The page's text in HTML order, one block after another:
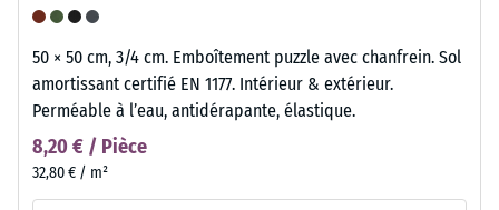
50 × 50 cm, 3/4 cm. Emboîtement puzzle avec chanfrein. Sol
amortissant certifié EN 1177. Intérieur & extérieur.
Perméable à l’eau, antidérapante, élastique.
8,20 € / Pièce
32,80 € / m²